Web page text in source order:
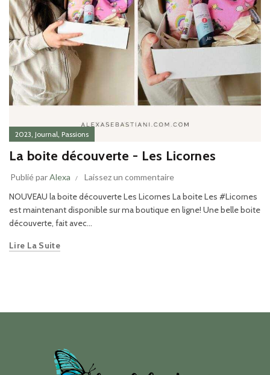
2023, Journal, Passions
La boite découverte - Les Licornes
Publié parAlexa Laissez un commentaire
NOUVEAU la boite découverte Les Licornes La boite Les #Licornes
est maintenant disponible sur ma boutique en ligne! Une belle boite
découverte, fait avec...
Lire La Suite